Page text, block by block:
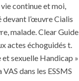
continue et moi,
l’œuvre Cialis
malade. Clear Guide
actes échoguidés t.
sexuelle Handicap »
dans les ESSMS